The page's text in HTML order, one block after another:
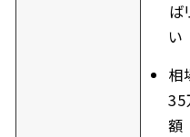
ば
い
相
35
額